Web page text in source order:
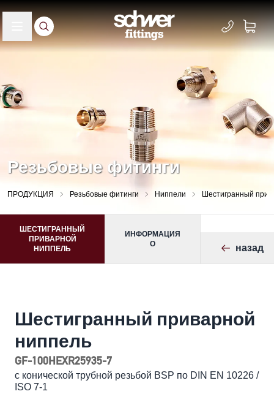
Резьбовые фитинги
ПРОДУКЦИЯ Резьбовые фитинги Ниппели Шестигранный
ШЕСТИГРАННЫЙ
ПРИВАРНОЙ
НИППЕЛЬ
ИНФОРМАЦИЯ
О
назад
Шестигранный приварной
ниппель
GF-100HEXR25935-7
с конической трубной резьбой BSP по DIN EN 10226 /
ISO 7-1